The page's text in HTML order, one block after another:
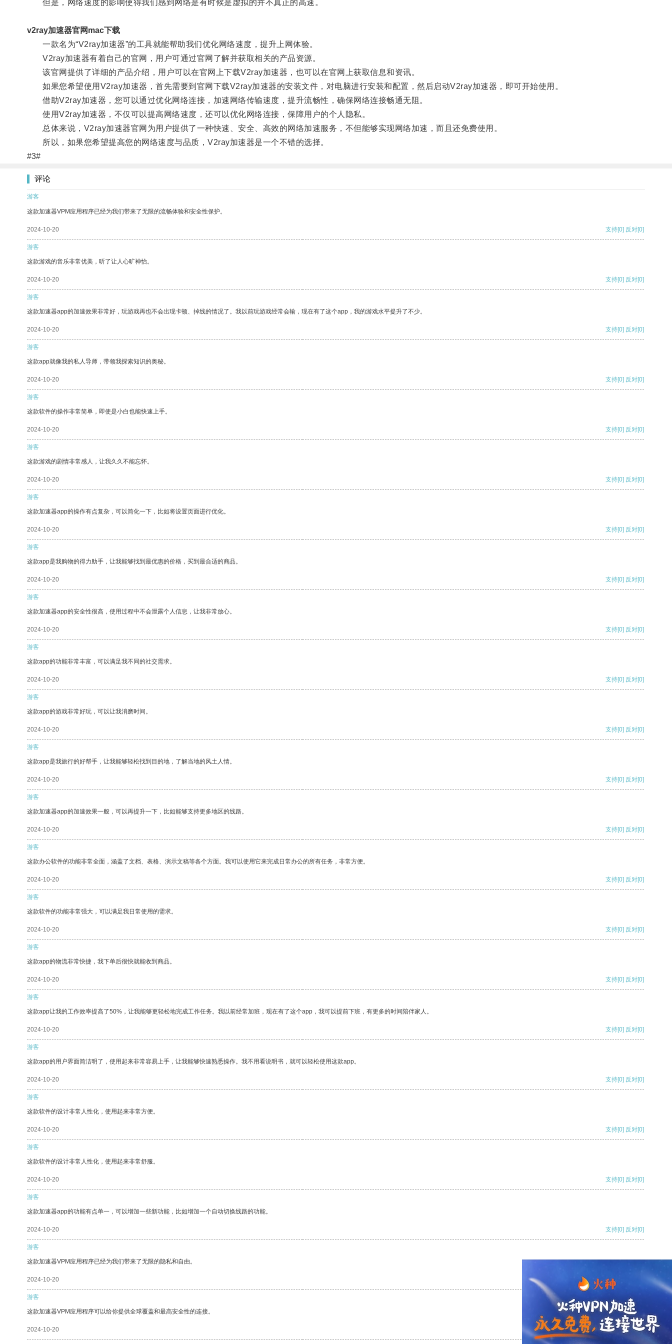
但是，网络速度的影响使得我们感到网络是有时候是虚拟的并不真正的高速。
v2ray加速器官网mac下载
一款名为“V2ray加速器”的工具就能帮助我们优化网络速度，提升上网体验。
V2ray加速器有着自己的官网，用户可通过官网了解并获取相关的产品资源。
该官网提供了详细的产品介绍，用户可以在官网上下载V2ray加速器，也可以在官网上获取信息和资讯。
如果您希望使用V2ray加速器，首先需要到官网下载V2ray加速器的安装文件，对电脑进行安装和配置，然后启动V2ray加速器，即可开始使用。
借助V2ray加速器，您可以通过优化网络连接，加速网络传输速度，提升流畅性，确保网络连接畅通无阻。
使用V2ray加速器，不仅可以提高网络速度，还可以优化网络连接，保障用户的个人隐私。
总体来说，V2ray加速器官网为用户提供了一种快速、安全、高效的网络加速服务，不但能够实现网络加速，而且还免费使用。
所以，如果您希望提高您的网络速度与品质，V2ray加速器是一个不错的选择。
#3#
评论
游客
这款加速器VPM应用程序已经为我们带来了无限的流畅体验和安全性保护。
2024-10-20 支持[0] 反对[0]
游客
这款游戏的音乐非常优美，听了让人心旷神怡。
2024-10-20 支持[0] 反对[0]
游客
这款加速器app的加速效果非常好，玩游戏再也不会出现卡顿、掉线的情况了。我以前玩游戏经常会输，现在有了这个app，我的游戏水平提升了不少。
2024-10-20 支持[0] 反对[0]
游客
这款app就像我的私人导师，带领我探索知识的奥秘。
2024-10-20 支持[0] 反对[0]
游客
这款软件的操作非常简单，即使是小白也能快速上手。
2024-10-20 支持[0] 反对[0]
游客
这款游戏的剧情非常感人，让我久久不能忘怀。
2024-10-20 支持[0] 反对[0]
游客
这款加速器app的操作有点复杂，可以简化一下，比如将设置页面进行优化。
2024-10-20 支持[0] 反对[0]
游客
这款app是我购物的得力助手，让我能够找到最优惠的价格，买到最合适的商品。
2024-10-20 支持[0] 反对[0]
游客
这款加速器app的安全性很高，使用过程中不会泄露个人信息，让我非常放心。
2024-10-20 支持[0] 反对[0]
游客
这款app的功能非常丰富，可以满足我不同的社交需求。
2024-10-20 支持[0] 反对[0]
游客
这款app的游戏非常好玩，可以让我消磨时间。
2024-10-20 支持[0] 反对[0]
游客
这款app是我旅行的好帮手，让我能够轻松找到目的地，了解当地的风土人情。
2024-10-20 支持[0] 反对[0]
游客
这款加速器app的加速效果一般，可以再提升一下，比如能够支持更多地区的线路。
2024-10-20 支持[0] 反对[0]
游客
这款办公软件的功能非常全面，涵盖了文档、表格、演示文稿等各个方面。我可以使用它来完成日常办公的所有任务，非常方便。
2024-10-20 支持[0] 反对[0]
游客
这款软件的功能非常强大，可以满足我日常使用的需求。
2024-10-20 支持[0] 反对[0]
游客
这款app的物流非常快捷，我下单后很快就能收到商品。
2024-10-20 支持[0] 反对[0]
游客
这款app让我的工作效率提高了50%，让我能够更轻松地完成工作任务。我以前经常加班，现在有了这个app，我可以提前下班，有更多的时间陪伴家人。
2024-10-20 支持[0] 反对[0]
游客
这款app的用户界面简洁明了，使用起来非常容易上手，让我能够快速熟悉操作。我不用看说明书，就可以轻松使用这款app。
2024-10-20 支持[0] 反对[0]
游客
这款软件的设计非常人性化，使用起来非常方便。
2024-10-20 支持[0] 反对[0]
游客
这款软件的设计非常人性化，使用起来非常舒服。
2024-10-20 支持[0] 反对[0]
游客
这款加速器app的功能有点单一，可以增加一些新功能，比如增加一个自动切换线路的功能。
2024-10-20 支持[0] 反对[0]
游客
这款加速器VPM应用程序已经为我们带来了无限的隐私和自由。
2024-10-20 支持
游客
这款加速器VPM应用程序可以给你提供全球覆盖和最高安全性的连接。
2024-10-20 支持[0] 反对[0]